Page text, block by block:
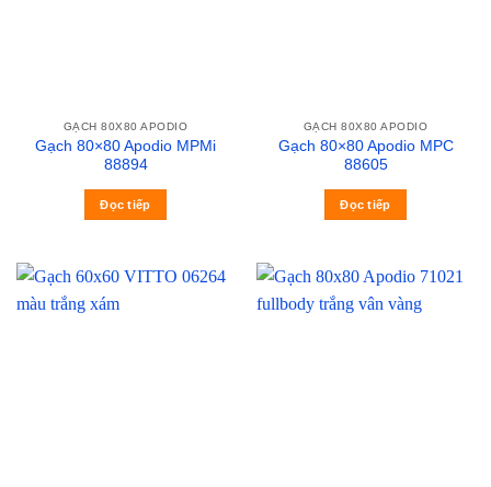
GẠCH 80X80 APODIO
Gạch 80×80 Apodio MPMi
88894
Đọc tiếp
GẠCH 80X80 APODIO
Gạch 80×80 Apodio MPC
88605
Đọc tiếp